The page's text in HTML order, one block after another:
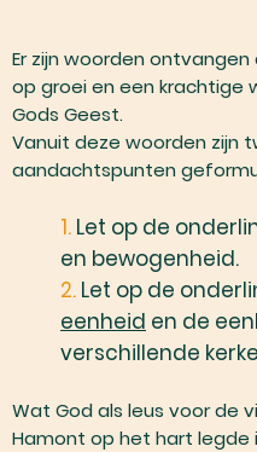
Er zijn woorden ontvangen
op groei en een krachtige
Gods Geest.
Vanuit deze woorden zijn
aandachtspunten
1. Let op de
en bewogenheid.
2. Let op de
eenheid en de
verschillende
Wat God als leus voor de
Hamont op het hart legde